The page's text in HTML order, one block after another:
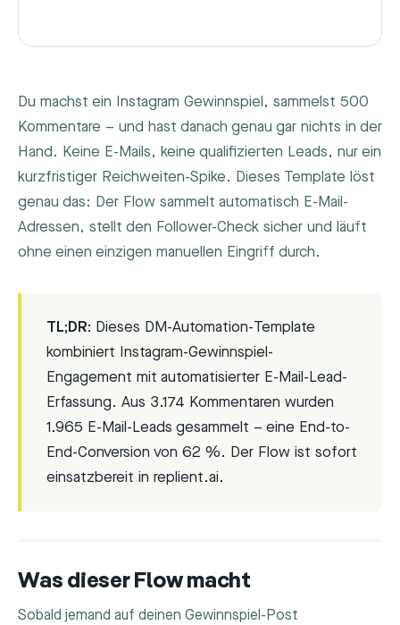
Du machst ein Instagram Gewinnspiel, sammelst 500
Kommentare – und hast danach genau gar nichts in der
Hand. Keine E-Mails, keine qualifizierten Leads, nur ein
kurzfristiger Reichweiten-Spike. Dieses Template löst
genau das: Der Flow sammelt automatisch E-Mail-
Adressen, stellt den Follower-Check sicher und läuft
ohne einen einzigen manuellen Eingriff durch.
TL;DR: Dieses DM-Automation-Template
kombiniert Instagram-Gewinnspiel-
Engagement mit automatisierter E-Mail-Lead-
Erfassung. Aus 3.174 Kommentaren wurden
1.965 E-Mail-Leads gesammelt – eine End-to-
End-Conversion von 62 %. Der Flow ist sofort
einsatzbereit in replient.ai.
Was dieser Flow macht
Sobald jemand auf deinen Gewinnspiel-Post